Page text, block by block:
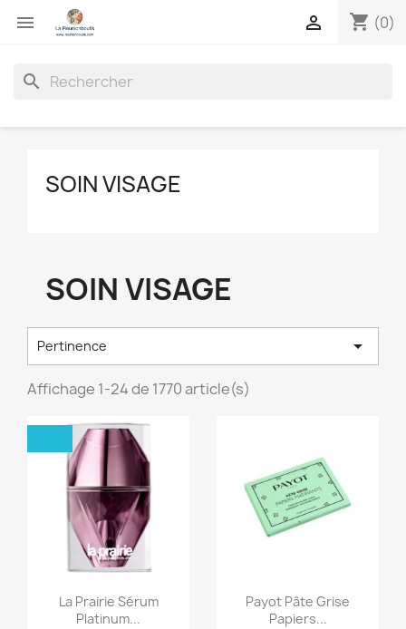
 shopping_cart (0)

search
SOIN VISAGE
SOIN VISAGE
Pertinence 
Affichage 1-24 de 1770 article(s)
Aperçu rapide
La Prairie Sérum
Platinum...
Aperçu rapide
Payot Pâte Grise
Papiers...